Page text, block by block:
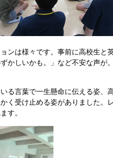
ンは様々です。事前に高校生と
かしいかも。」など不安な声が
る言葉で一生懸命に伝える姿、
く受け止める姿がありました。
す。